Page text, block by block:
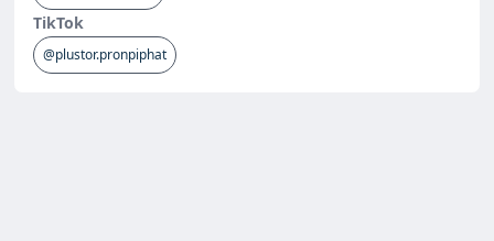
TikTok
@plustor.pronpiphat